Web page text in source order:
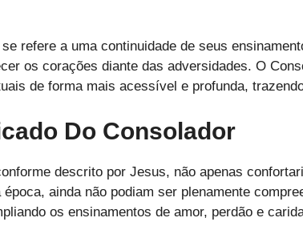
refere a uma continuidade de seus
os corações diante das adversidades. O
de forma mais acessível e profunda,
Do Consolador
descrito por Jesus, não apenas
ainda não podiam ser plenamente
os ensinamentos de amor, perdão e